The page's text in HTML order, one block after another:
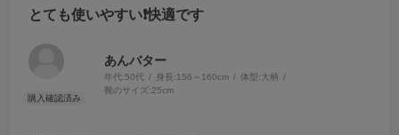
とても使いやすい❗️快適です
あんバター
年代:50代 身長:156～160cm 体型:大柄
靴のサイズ:25cm